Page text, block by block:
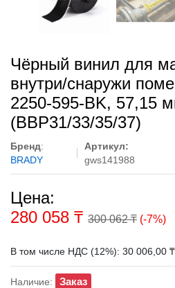
Чёрный винил для
внутри/снаружи
2250-595-BK, 57,15
(BBP31/33/35/37)
Бренд:
BRADY
Артикул:
gws141988
Цена:
280 058 ₸ 300 062 ₸ (-7%)
В том числе НДС (12%): 30 006,00 ₸
Наличие: Заказ